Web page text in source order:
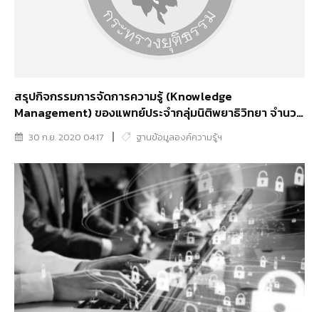
สรุปกิจกรรมการจัดการความรู้ (Knowledge
Management) ของแพทย์ประจำกลุ่มนิติพยาธิวิทยา จำนวน
6 เรื่อง30 ก.ย. 2020 04:17 ฐานข้อมูลองค์ความรู้ฯ